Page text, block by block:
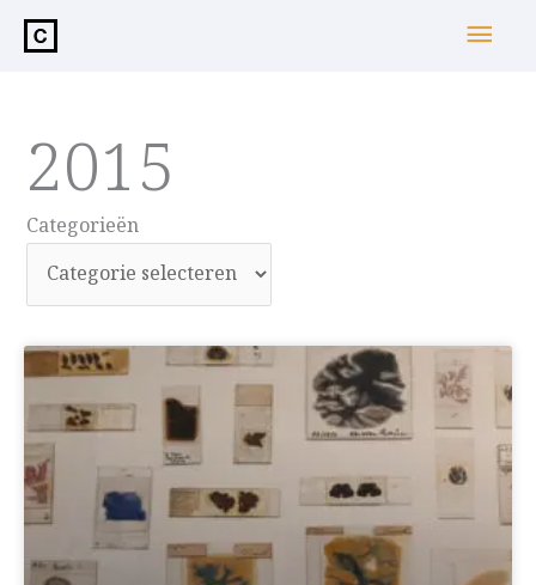
inhoud
2015
Categorieën
Categorieën